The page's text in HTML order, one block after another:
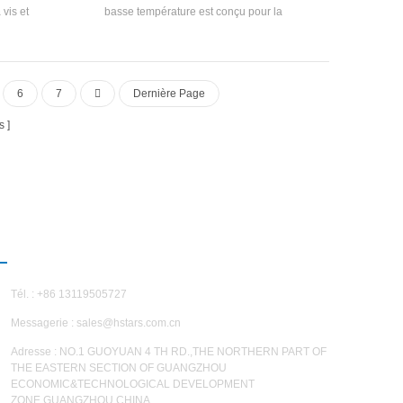
vis et
opération.
basse température est conçu pour la
pour répondre aux exigences de différentes
capacités de refroidissement et de température.
6 7 Dernière Page
Tél. : +86 13119505727
Messagerie : sales@hstars.com.cn
Adresse : NO.1 GUOYUAN 4 TH RD.,THE NORTHERN PART OF
THE EASTERN SECTION OF GUANGZHOU
ECONOMIC&TECHNOLOGICAL DEVELOPMENT
ZONE,GUANGZHOU,CHINA